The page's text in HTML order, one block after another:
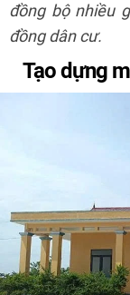
đồng bộ nhiều
đồng dân cư.
Tạo dựng